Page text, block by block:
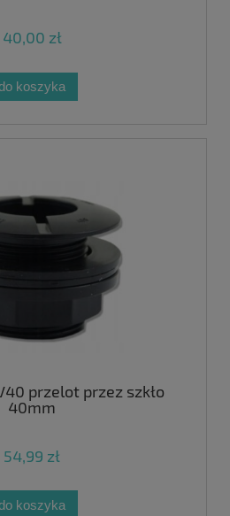
40,00 zł
koszyka
przelot przez szkło
40mm
54,99 zł
koszyka